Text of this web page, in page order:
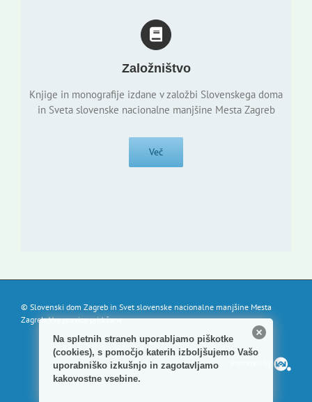
Založništvo
Knjige in monografije izdane v založbi Slovenskega doma
in Sveta slovenske nacionalne manjšine Mesta Zagreb
Več
© Slovenski dom Zagreb in Svet slovenske nacionalne manjšine Mesta
Zagreb. Vse pravice pridržane.
Na spletnih straneh uporabljamo piškotke
(cookies), s pomočjo katerih izboljšujemo Vašo
uporabniško izkušnjo in zagotavljamo
kakovostne vsebine.